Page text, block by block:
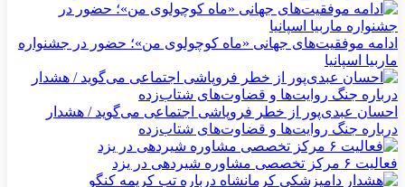
ادامه موفقیت‌های جهانی «ماه کوچولوی من»؛ حضور در جشنواره
ماربیا اسپانیا
احسان عبدی‌پور از خطر فروپاشی اجتماعی می‌گوید / هشدار
درباره جنگ روایت‌ها و قضاوت‌های شتاب‌زده
فعالیت ۶ مرکز تخصصی مشاوره شیردهی در یزد